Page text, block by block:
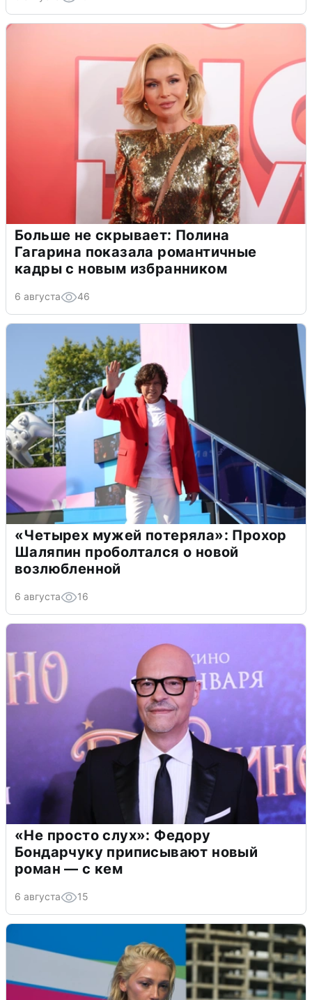
Больше не скрывает: Полина
Гагарина показала романтичные
кадры с новым избранником
6 августа 46
«Четырех мужей потеряла»: Прохор
Шаляпин проболтался о новой
возлюбленной
6 августа 16
«Не просто слух»: Федору
Бондарчуку приписывают новый
роман — с кем
6 августа 15